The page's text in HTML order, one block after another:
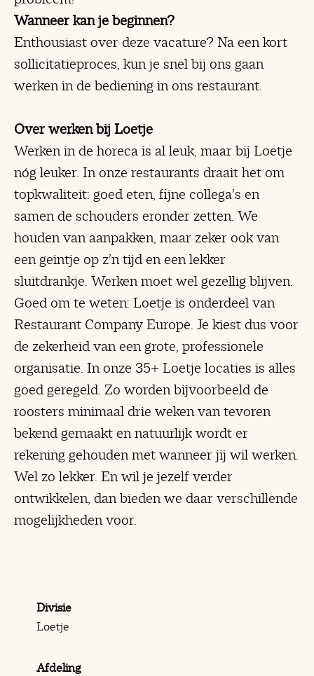
Wanneer kan je beginnen?
Enthousiast over deze vacature? Na een kort
sollicitatieproces, kun je snel bij ons gaan
werken in de bediening in ons restaurant.
Over werken bij Loetje
Werken in de horeca is al leuk, maar bij Loetje
nóg leuker. In onze restaurants draait het om
topkwaliteit: goed eten, fijne collega’s en
samen de schouders eronder zetten. We
houden van aanpakken, maar zeker ook van
een geintje op z’n tijd en een lekker
sluitdrankje. Werken moet wel gezellig blijven.
Goed om te weten: Loetje is onderdeel van
Restaurant Company Europe. Je kiest dus voor
de zekerheid van een grote, professionele
organisatie. In onze 35+ Loetje locaties is alles
goed geregeld. Zo worden bijvoorbeeld de
roosters minimaal drie weken van tevoren
bekend gemaakt en natuurlijk wordt er
rekening gehouden met wanneer jij wil werken.
Wel zo lekker. En wil je jezelf verder
ontwikkelen, dan bieden we daar verschillende
mogelijkheden voor.
Divisie
Loetje
Afdeling